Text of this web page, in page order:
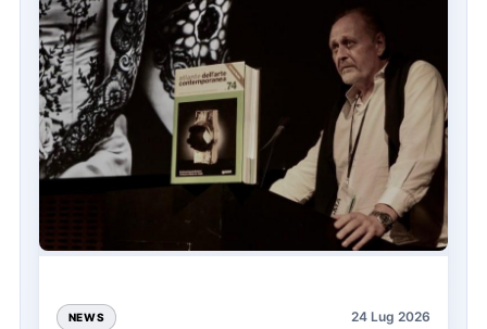
NEWS 24 Lug 2026